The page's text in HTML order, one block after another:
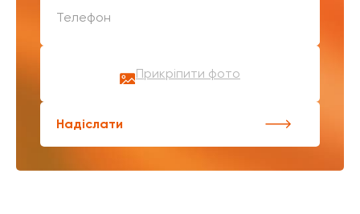
Прикріпити фото
Надіслати